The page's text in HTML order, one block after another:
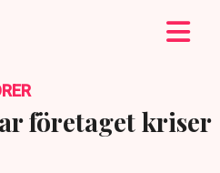
företaget kriser